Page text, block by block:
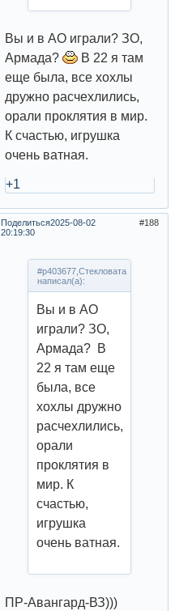
Вы и в АО играли? ЗО,
Армада?
В 22 я там
еще была, все хохлы
дружно расчехлились,
орали проклятия в мир.
К счастью, игрушка
очень ватная.
+1
Поделиться 188
2025-08-02
20:19:30
#p403677,Стекловата
написал(а):
Вы и в АО
играли? ЗО,
Армада? В
22 я там еще
была, все
хохлы дружно
расчехлились,
орали
проклятия в
мир. К
счастью,
игрушка
очень ватная.
ПР-Авангард-ВЗ)))